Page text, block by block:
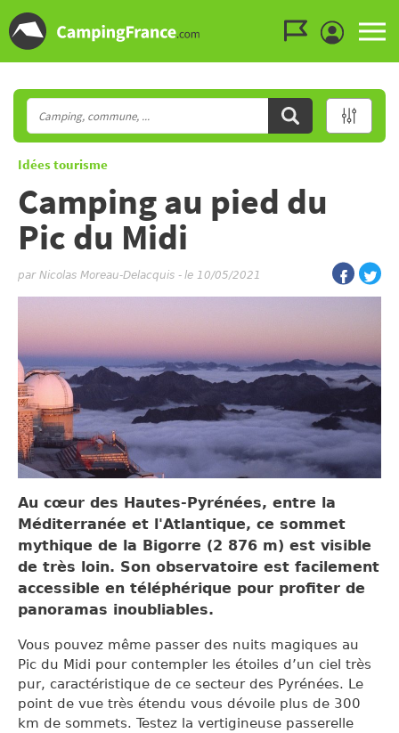
Idées tourisme
Camping au pied du
Pic du Midi
par Nicolas Moreau-Delacquis - le 10/05/2021
Au cœur des Hautes-Pyrénées, entre la
Méditerranée et l'Atlantique, ce sommet
mythique de la Bigorre (2 876 m) est visible
de très loin. Son observatoire est facilement
accessible en téléphérique pour profiter de
panoramas inoubliables.
Vous pouvez même passer des nuits magiques au
Pic du Midi pour contempler les étoiles d’un ciel très
pur, caractéristique de ce secteur des Pyrénées. Le
point de vue très étendu vous dévoile plus de 300
km de sommets. Testez la vertigineuse passerelle